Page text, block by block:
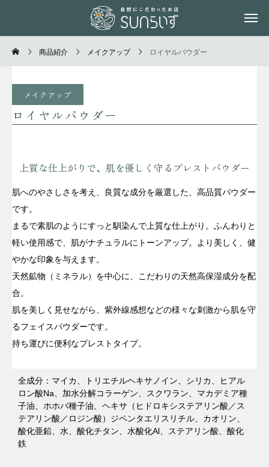
商品紹介 メイクアップ ロイヤルパウダー
メイクアップ
ロイヤルパウダー
上質な仕上がりで、肌を優しく守るプレストパウダー
肌へのやさしさを考え、良質な成分を厳選した、高品質パウダー
です。
まるで素肌のようにすっと馴染んで上質な仕上がり。ふんわりと
軽い使用感で、肌がナチュラルにトーンアップ。より美しく、健
やかな印象を与えます。
天然鉱物（ミネラル）を中心に、こだわりの天然高保湿成分を配
合。
肌を美しく見せながら、紫外線感想などの様々な刺激から肌を守
るフェイスパウダーです。
持ち運びに便利なプレストタイプ。
全成分：マイカ、トリエチルヘキサノイン、シリカ、ヒアル
ロン酸Na、加水分解コラーゲン、スクワラン、マカデミア種
子油、ホホバ種子油、ヘキサ（ヒドロキシステアリン酸／ス
テアリン酸／ロジン酸）ジペンタエリスリチル、カオリン、
酸化亜鉛、水、酸化チタン、水酸化Al、ステアリン酸、酸化
鉄